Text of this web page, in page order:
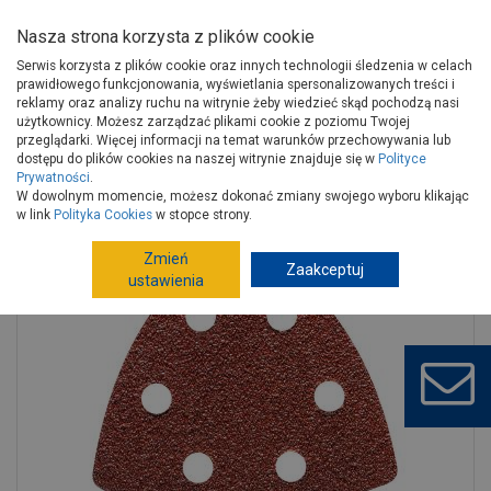
Strona główna Narzędzia
Narzędzia ręczne, warsztat
Materiały ścierne
Arkusze
Papier ścierny 120 rzep 96x96x96 mm - 5szt. PS38R KUSSNER
Nasza strona korzysta z plików cookie
Serwis korzysta z plików cookie oraz innych technologii śledzenia w celach
prawidłowego funkcjonowania, wyświetlania spersonalizowanych treści i
reklamy oraz analizy ruchu na witrynie żeby wiedzieć skąd pochodzą nasi
użytkownicy. Możesz zarządzać plikami cookie z poziomu Twojej
przeglądarki. Więcej informacji na temat warunków przechowywania lub
dostępu do plików cookies na naszej witrynie znajduje się w Polityce
Prywatności.
W dowolnym momencie, możesz dokonać zmiany swojego wyboru klikając
w link Polityka Cookies w stopce strony.
Zmień
ustawienia
Zaakceptuj